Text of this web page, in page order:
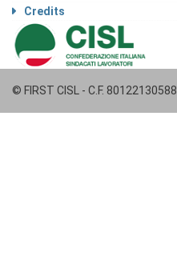
Credits
© FIRST CISL - C.F. 80122130588